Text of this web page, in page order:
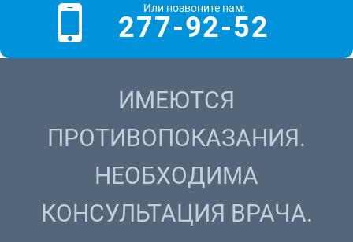
Или позвоните нам:
277-92-52
ИМЕЮТСЯ
ПРОТИВОПОКАЗАНИЯ.
НЕОБХОДИМА
КОНСУЛЬТАЦИЯ ВРАЧА.